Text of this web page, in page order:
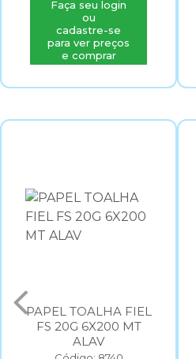
Faça seu login
ou
cadastre-se
para ver preços
e comprar
PAPEL TOALHA FIEL
FS 20G 6X200 MT
ALAV